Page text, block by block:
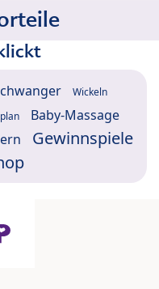
Wickeln
Baby-Massage
Gewinnspiele